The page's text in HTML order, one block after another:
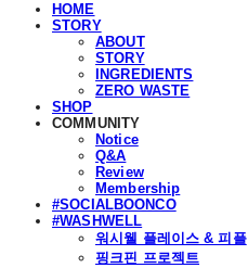
HOME
STORY
ABOUT
STORY
INGREDIENTS
ZERO WASTE
SHOP
COMMUNITY
Notice
Q&A
Review
Membership
#SOCIALBOONCO
#WASHWELL
워시웰 플레이스 & 피플
핑크핀 프로젝트